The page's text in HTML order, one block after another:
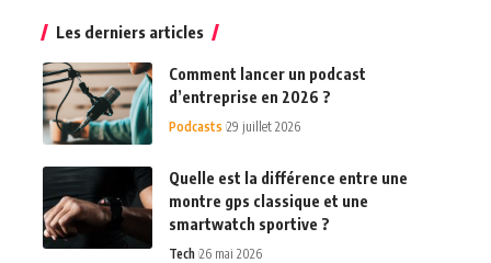
Les derniers articles
Comment lancer un podcast
d’entreprise en 2026 ?
Podcasts 29 juillet 2026
Quelle est la différence entre une
montre gps classique et une
smartwatch sportive ?
Tech 26 mai 2026